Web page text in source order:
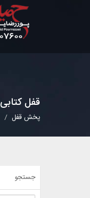
قفل کتابی
پخش قفل
جستجو